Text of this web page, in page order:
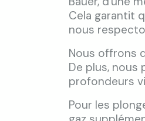
Cela garantit
nous
Nous offrons
De plus,
profondeurs
Pour les